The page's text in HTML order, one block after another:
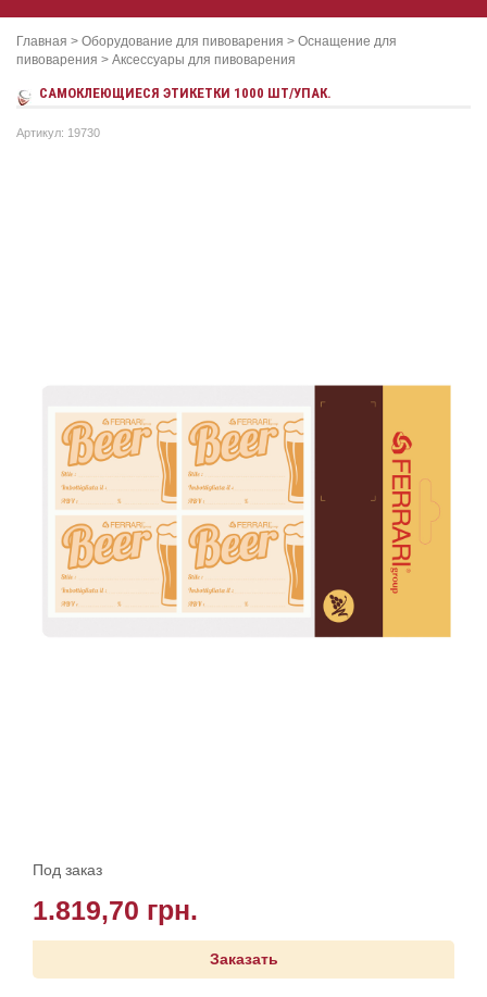
Главная > Оборудование для пивоварения > Оснащение для
пивоварения > Аксессуары для пивоварения
САМОКЛЕЮЩИЕСЯ ЭТИКЕТКИ 1000 ШТ/УПАК.
Артикул: 19730
Под заказ
1.819,70 грн.
Заказать